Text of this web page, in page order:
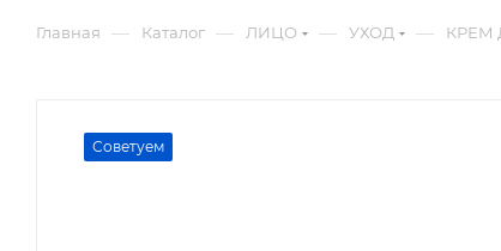
Главная — Каталог — ЛИЦО — УХОД — КРЕМ
Советуем